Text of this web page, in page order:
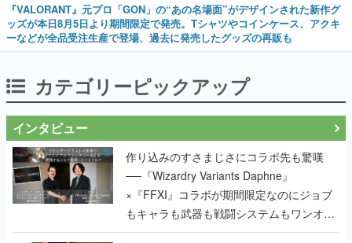
『VALORANT』元プロ「GON」の“あの名場面”がデザインされた新作グ
ッズが本日8月5日より期間限定で発売。Tシャツやコインケース、アクキ
ーなどが全品受注生産で登場、過去に発売したグッズの再販も
カテゴリーピックアップ
インタビュー
作り込みのすさまじさにコラボ先も驚嘆
──『Wizardry Variants Daphne』
×『FFXI』コラボが期間限定なのにジョブ
もキャラも武器も戦闘システムもワンオフ
で作り込まれた理由を両ディレクターに聞